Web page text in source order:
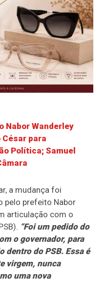
Nabor Wanderley
para
Política; Samuel
a mudança foi
pelo prefeito Nabor
articulação com o
“Foi um pedido do
o governador, para
dentro do PSB. Essa é
virgem, nunca
uma nova